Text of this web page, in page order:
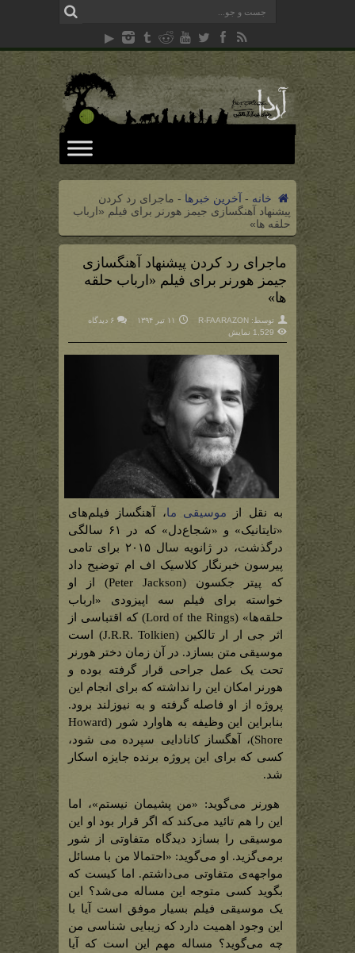
خانه - آخرین خبرها - ماجرای رد کردن
پیشنهاد آهنگسازی جیمز هورنر برای فیلم «ارباب
حلقه ها»
ماجرای رد کردن پیشنهاد آهنگسازی
جیمز هورنر برای فیلم «ارباب حلقه
ها»
توسط: R-FAARAZON ۱۱ تیر ۱۳۹۴
۶ دیدگاه
1,529 نمایش
به نقل از موسیقی ما، آهنگساز فیلم‌های
«تایتانیک» و «شجاع‌دل» که در ۶۱ سالگی
درگذشت، در ژانویه سال ۲۰۱۵ برای تامی
پیرسون خبرنگار کلاسیک اف ام توضیح داد
که پیتر جکسون (Peter Jackson) از او
خواسته برای فیلم سه اپیزودی «ارباب
حلقه‌ها» (Lord of the Rings) که اقتباسی از
اثر جی ار ار تالکین (J.R.R. Tolkien) است
موسیقی متن بسازد. در آن زمان دختر هورنر
تحت یک عمل جراحی قرار گرفته بوده و
هورنر امکان این را نداشته که برای انجام این
پروژه از او فاصله گرفته و به نیوزلند برود.
بنابراین این وظیفه به هاوارد شور (Howard
Shore)، آهگساز کانادایی سپرده می شود،
کسی که برای این پروژه برنده جایزه اسکار
شد.
هورنر می‌گوید: «من پشیمان نیستم»، اما
این را هم تائید می‌کند که اگر قرار بود او این
موسیقی را بسازد دیدگاه متفاوتی از شور
برمی‌گزید. او می‌گوید: «احتمالا من با مسائل
مواجهه‌ی متفاوتی می‌داشتم. اما کیست که
بگوید کسی متوجه این مساله می‌شد؟ این
یک موسیقی فیلم بسیار موفق است آیا با
این وجود اهمیت دارد که زیبایی شناسی من
چه می‌گوید؟ مساله مهم این است که آیا